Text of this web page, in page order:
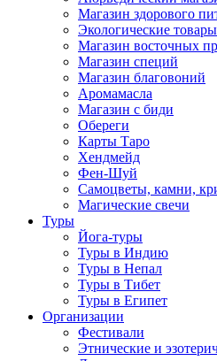
Магазин здорового
Экологические товары
Магазин восточных
Магазин специй
Магазин благовоний
Аромамасла
Магазин с биди
Обереги
Карты Таро
Хендмейд
Фен-Шуй
Самоцветы, камни,
Магические свечи
Туры
Йога-туры
Туры в Индию
Туры в Непал
Туры в Тибет
Туры в Египет
Организации
Фестивали
Этнические и